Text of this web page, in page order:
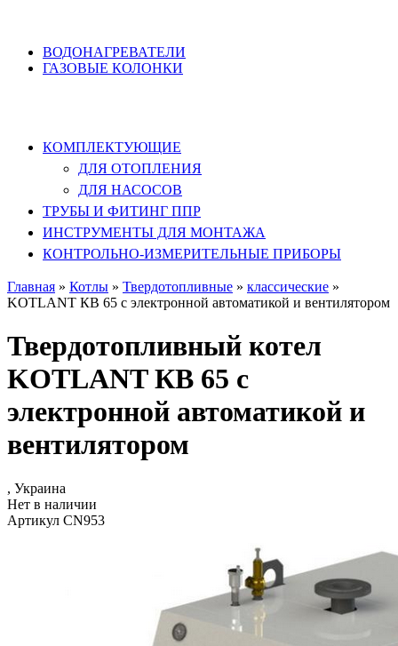
ВОДОНАГРЕВАТЕЛИ
ГАЗОВЫЕ КОЛОНКИ
КОМПЛЕКТУЮЩИЕ
ДЛЯ ОТОПЛЕНИЯ
ДЛЯ НАСОСОВ
ТРУБЫ И ФИТИНГ ППР
ИНСТРУМЕНТЫ ДЛЯ МОНТАЖА
КОНТРОЛЬНО-ИЗМЕРИТЕЛЬНЫЕ ПРИБОРЫ
Главная » Котлы » Твердотопливные » классические »
KOTLANT КВ 65 с электронной автоматикой и вентилятором
Твердотопливный котел
KOTLANT КВ 65 с
электронной автоматикой и
вентилятором
, Украина
Нет в наличии
Артикул CN953